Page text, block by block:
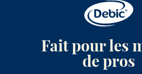
Fait pour les
de pros